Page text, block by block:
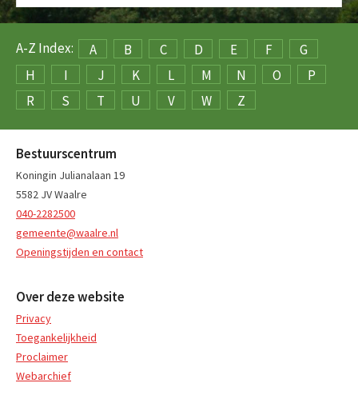
A-Z Index: A B C D E F
G
H
I J K L M N O
P
R
S T U V W Z
Bestuurscentrum
Koningin Julianalaan 19
5582 JV Waalre
040-2282500
gemeente@waalre.nl
Openingstijden en contact
Over deze website
Privacy
Toegankelijkheid
Proclaimer
Webarchief